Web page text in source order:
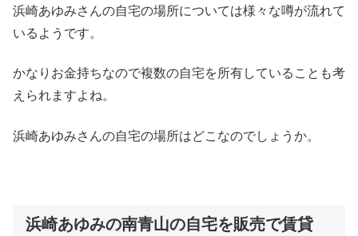
浜崎あゆみさんの自宅の場所については様々な噂が流れて
いるようです。
かなりお金持ちなので複数の自宅を所有していることも考
えられますよね。
浜崎あゆみさんの自宅の場所はどこなのでしょうか。
浜崎あゆみの南青山の自宅を販売で賃貸